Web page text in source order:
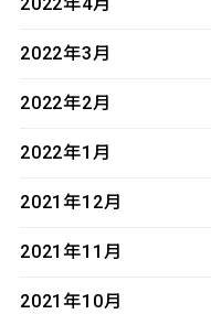
2022年4月
2022年3月
2022年2月
2022年1月
2021年12月
2021年11月
2021年10月